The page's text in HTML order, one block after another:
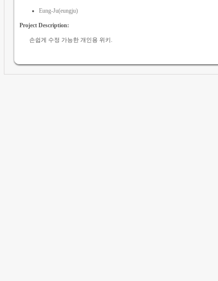
Eung-Ju(eungju)
Project Description:
손쉽게 수정 가능한 개인용 위키.